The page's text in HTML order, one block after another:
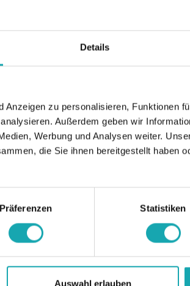
Details
Anzeigen zu personalisieren, Funktionen
Außerdem geben wir
Werbung und Analysen weiter.
die Sie ihnen bereitgestellt haben
Präferenzen Statistiken
Auswahl erlauben